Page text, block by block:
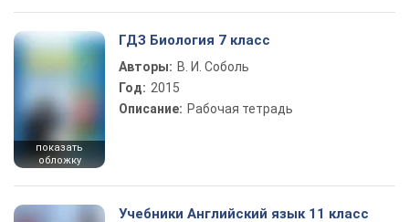
показать
обложку
ГДЗ Биология 7 класс
Авторы: В. И. Соболь
Год: 2015
Описание: Рабочая тетрадь
Учебники Английский язык 11 класс